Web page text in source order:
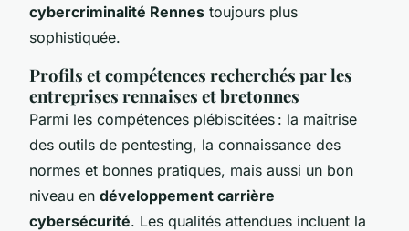
cybercriminalité Rennes toujours plus
sophistiquée.
Profils et compétences recherchés par les
entreprises rennaises et bretonnes
Parmi les compétences plébiscitées : la maîtrise
des outils de pentesting, la connaissance des
normes et bonnes pratiques, mais aussi un bon
niveau en développement carrière
cybersécurité. Les qualités attendues incluent la